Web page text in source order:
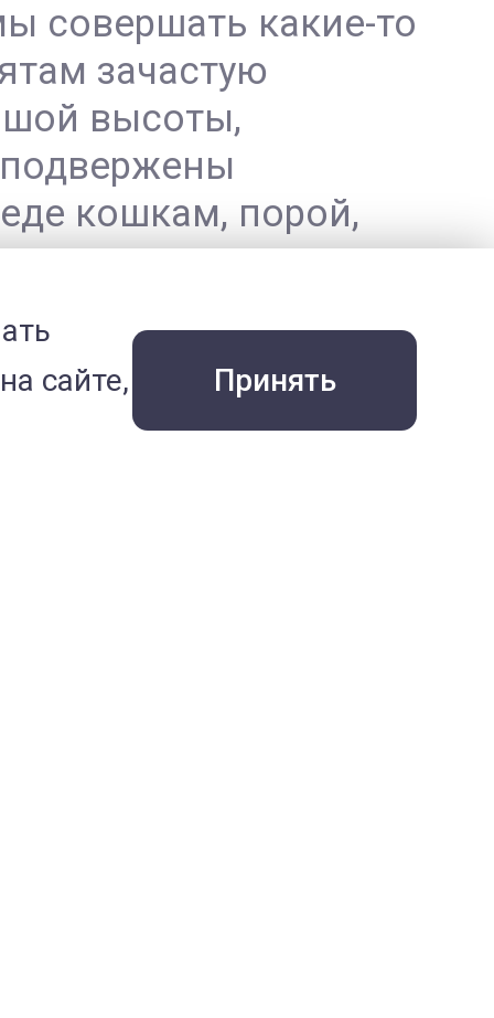
совершать какие-то
зачастую
высоты,
кошкам, порой,
и угрозу
сайте,
Принять